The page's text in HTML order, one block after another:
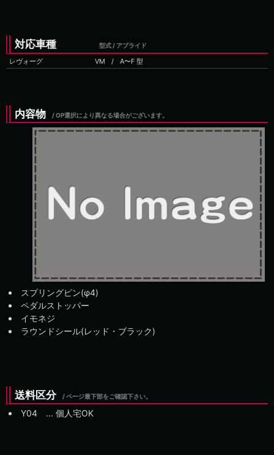
対応車種 型式 / アプライド
レヴォーグ VM /
内容物 / OP選択により異なる場合がございます。
スプリングピン(φ4)
ペダルストッパー
イモネジ
ラウンドシール(レッド・ブラック)
送料区分 / ページ最下部をご確認下さい。
Y04 ... 個人宅OK